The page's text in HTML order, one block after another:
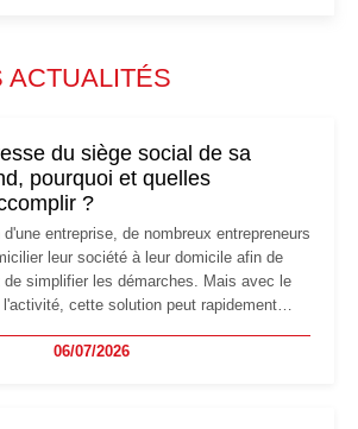
ACTUALITÉS
du siège social de sa
pourquoi et quelles
?
entreprise, de nombreux entrepreneurs
leur société à leur domicile afin de
de simplifier les démarches. Mais avec le
cette solution peut rapidement
image de marque… Le
06/07/2026